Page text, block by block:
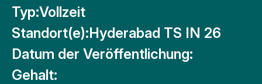
Typ:Vollzeit
Standort(e):Hyderabad TS IN 26
Datum der Veröffentlichung:
Gehalt: